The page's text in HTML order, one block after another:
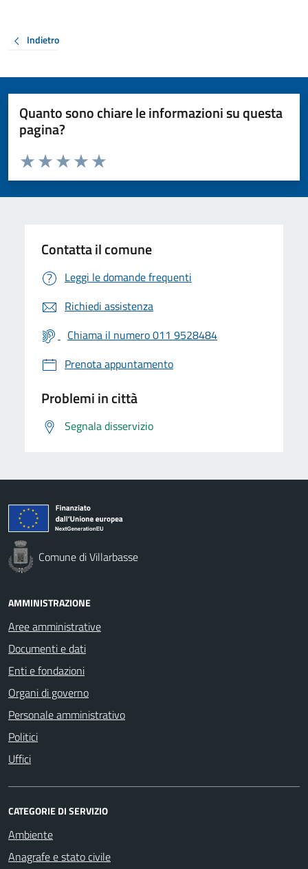
Indietro
Quanto sono chiare le informazioni su questa
pagina?
Valuta da 1 a 5 stelle la pagina
Valuta 5 stelle su 5
Valuta 4 stelle su 5
Valuta 3 stelle su 5
Valuta 2 stelle su 5
Valuta 1 stelle su 5
Contatta il comune
Leggi le domande frequenti
Richiedi assistenza
Chiama il numero 011 9528484
Prenota appuntamento
Problemi in città
Segnala disservizio
Comune di Villarbasse
AMMINISTRAZIONE
Aree amministrative
Documenti e dati
Enti e fondazioni
Organi di governo
Personale amministrativo
Politici
Uffici
CATEGORIE DI SERVIZIO
Ambiente
Anagrafe e stato civile